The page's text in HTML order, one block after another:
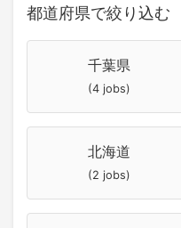
都道府県で絞り込む
千葉県
(4 jobs)
北海道
(2 jobs)